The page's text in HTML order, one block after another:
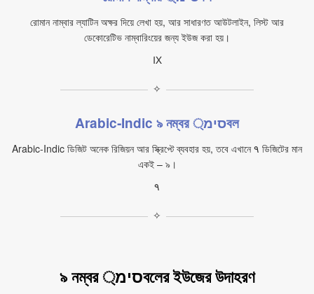
রোমান নাম্বার ল্যাটিন অক্ষর দিয়ে লেখা হয়, আর সাধারণত আউটলাইন, লিস্ট আর
ডেকোরেটিভ নাম্বারিংয়ের জন্য ইউজ করা হয়।
Ⅸ
✧
Arabic‑Indic ৯ নম্বর סימ্বল
Arabic‑Indic ডিজিট অনেক রিজিয়ন আর স্ক্রিপ্টে ব্যবহার হয়, তবে এখানে ٩ ডিজিটের মান
একই – ৯।
٩
✧
৯ নম্বর סימ্বলের ইউজের উদাহরণ